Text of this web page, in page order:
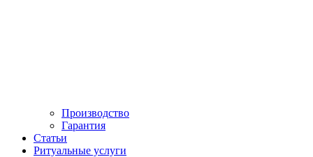
Производство
Гарантия
Статьи
Ритуальные услуги